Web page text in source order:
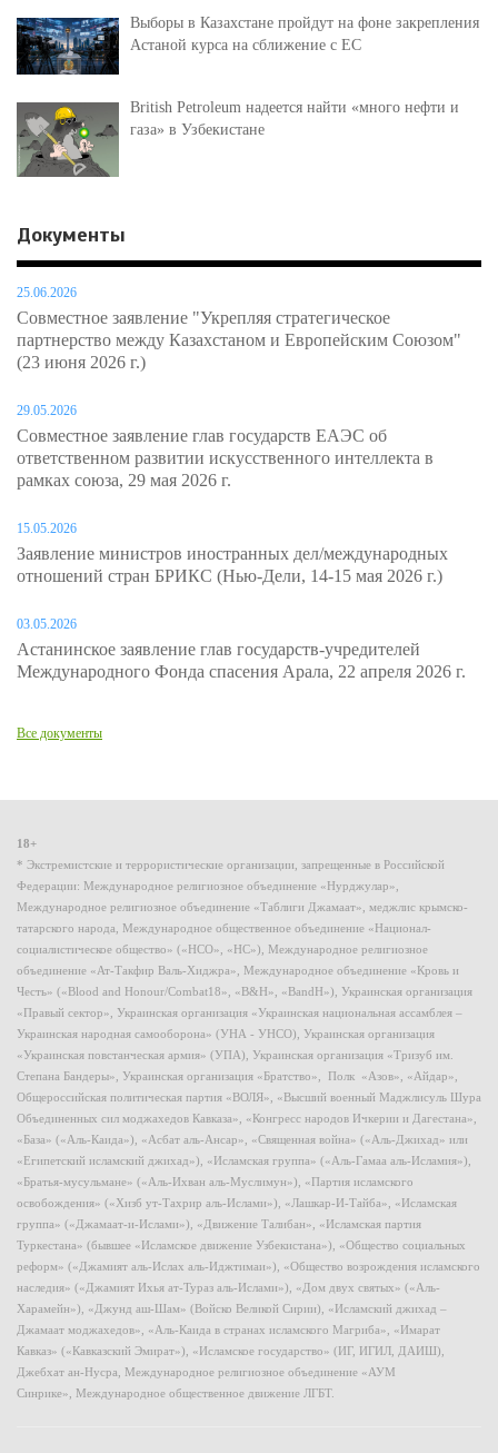
Выборы в Казахстане пройдут на фоне закрепления
Астаной курса на сближение с ЕС
British Petroleum надеется найти «много нефти и
газа» в Узбекистане
Документы
25.06.2026
Совместное заявление "Укрепляя стратегическое
партнерство между Казахстаном и Европейским Союзом"
(23 июня 2026 г.)
29.05.2026
Совместное заявление глав государств ЕАЭС об
ответственном развитии искусственного интеллекта в
рамках союза, 29 мая 2026 г.
15.05.2026
Заявление министров иностранных дел/международных
отношений стран БРИКС (Нью-Дели, 14-15 мая 2026 г.)
03.05.2026
Астанинское заявление глав государств-учредителей
Международного Фонда спасения Арала, 22 апреля 2026 г.
Все документы
18+
* Экстремистские и террористические организации, запрещенные в Российской
Федерации: Международное религиозное объединение «Нурджулар»,
Международное религиозное объединение «Таблиги Джамаат», меджлис крымско-
татарского народа, Международное общественное объединение «Национал-
социалистическое общество» («НСО», «НС»), Международное религиозное
объединение «Ат-Такфир Валь-Хиджра», Международное объединение «Кровь и
Честь» («Blood and Honour/Combat18», «B&H», «BandH»), Украинская организация
«Правый сектор», Украинская организация «Украинская национальная ассамблея –
Украинская народная самооборона» (УНА - УНСО), Украинская организация
«Украинская повстанческая армия» (УПА), Украинская организация «Тризуб им.
Степана Бандеры», Украинская организация «Братство», Полк «Азов», «Айдар»,
Общероссийская политическая партия «ВОЛЯ», «Высший военный Маджлисуль Шура
Объединенных сил моджахедов Кавказа», «Конгресс народов Ичкерии и Дагестана»,
«База» («Аль-Каида»), «Асбат аль-Ансар», «Священная война» («Аль-Джихад» или
«Египетский исламский джихад»), «Исламская группа» («Аль-Гамаа аль-Исламия»),
«Братья-мусульмане» («Аль-Ихван аль-Муслимун»), «Партия исламского
освобождения» («Хизб ут-Тахрир аль-Ислами»), «Лашкар-И-Тайба», «Исламская
группа» («Джамаат-и-Ислами»), «Движение Талибан», «Исламская партия
Туркестана» (бывшее «Исламское движение Узбекистана»), «Общество социальных
реформ» («Джамият аль-Ислах аль-Иджтимаи»), «Общество возрождения исламского
наследия» («Джамият Ихья ат-Тураз аль-Ислами»), «Дом двух святых» («Аль-
Харамейн»), «Джунд аш-Шам» (Войско Великой Сирии), «Исламский джихад –
Джамаат моджахедов», «Аль-Каида в странах исламского Магриба», «Имарат
Кавказ» («Кавказский Эмират»), «Исламское государство» (ИГ, ИГИЛ, ДАИШ),
Джебхат ан-Нусра, Международное религиозное объединение «АУМ
Синрике», Международное общественное движение ЛГБТ.